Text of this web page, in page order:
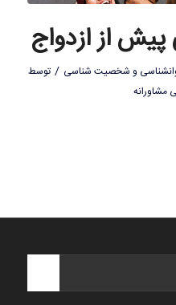
از ازدواج
و شخصیت شناسی / توسط
مشاورانه